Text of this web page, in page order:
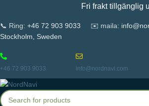
Fri frakt tillgänglig
📞 Ring: +46 72 903 9033 ✉️ maila:
Stockholm, Sweden
+46 72 903 9033 info@nordnavi.com